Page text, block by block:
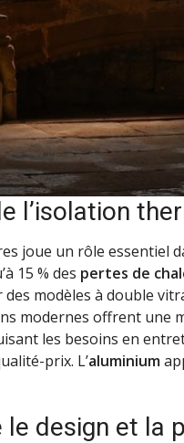
l’isolation
joue un rôle essentiel
15 % des pertes de
modèles à double
modernes offrent une
les besoins en
prix. L’aluminium
le design et la